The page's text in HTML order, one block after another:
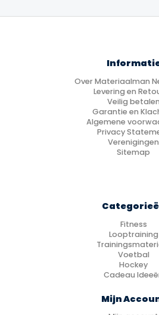
Over Materiaalman
Levering en
Veilig betalen
Garantie en
Algemene
Privacy
Verenigingen
Sitemap
Fitness
Looptraining
Voetbal
Hockey
Cadeau
Mijn